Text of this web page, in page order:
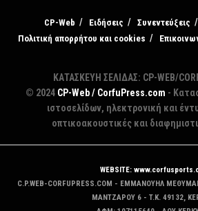
CP-Web Ειδήσεις Συνεντεύξεις
Πολιτική απορρήτου και cookies
ΚΑΤΑΣΚΕΥΗ ΣΕΛΙΔΑΣ: CP-WEB/
© 2024 CP-Web / CorfuPress.com -
ιστοσελίδων, ηλεκτρονική και
οπτικοακουστικές και
WEBSITE:
C.P.WEB-CORFUPRESS.COM - ΕΜΜΑΝΟΥΗΛ
MANTZAΡΟΥ 6 - T.K. 49132,